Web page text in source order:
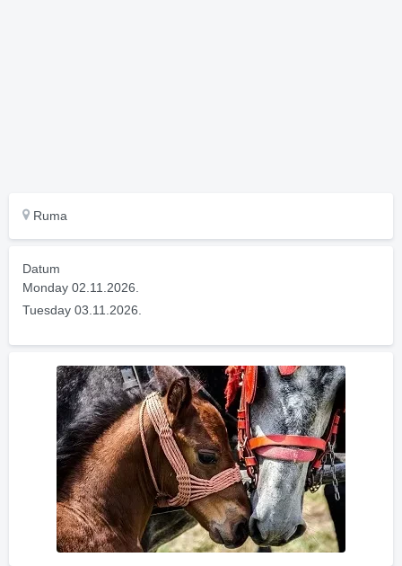
Ruma
Datum
Monday 02.11.2026.
Tuesday 03.11.2026.